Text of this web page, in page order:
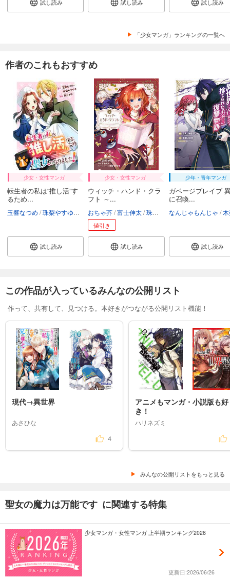
試し読み 試し読み 試し読み
「少女マンガ」ランキングの一覧へ
作者のこれもおすすめ
少女・女性マンガ
転生者の私は“推し活”す
るため...
玉響なつめ 珠梨やすゆき 秋ひさほ
試し読み
少女・女性マンガ
ウィッチ・ハンド・クラ
フト ～...
おちゃ芥 富士伸太 珠梨やすゆき
値引き
試し読み
少年・青年マンガ
ガベージブレイブ
に召喚...
なんじゃもんじゃ 木梨
試し読み
この作品が入っているみんなの公開リスト
作って、共有して、見つける。本好きがつながる公開リスト機能！
現代→異世界
あさひな
4
アニメもマンガ・小説版も好
き！
ハリネズミ
みんなの公開リストをもっと見る
聖女の魔力は万能です に関連する特集
少女マンガ・女性マンガ 上半期ランキング2026
更新日:2026/06/26